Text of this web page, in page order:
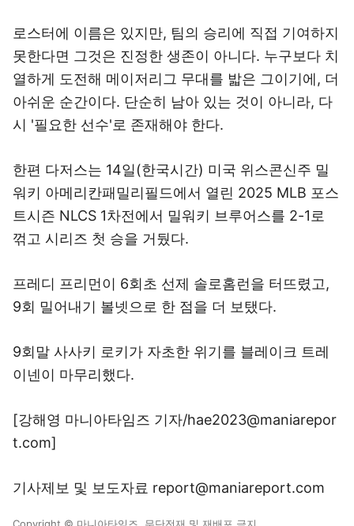
로스터에 이름은 있지만, 팀의 승리에 직접 기여하지
못한다면 그것은 진정한 생존이 아니다. 누구보다 치
열하게 도전해 메이저리그 무대를 밟은 그이기에, 더
아쉬운 순간이다. 단순히 남아 있는 것이 아니라, 다
시 '필요한 선수'로 존재해야 한다.
한편 다저스는 14일(한국시간) 미국 위스콘신주 밀
워키 아메리칸패밀리필드에서 열린 2025 MLB 포스
트시즌 NLCS 1차전에서 밀워키 브루어스를 2-1로
꺾고 시리즈 첫 승을 거뒀다.
프레디 프리먼이 6회초 선제 솔로홈런을 터뜨렸고,
9회 밀어내기 볼넷으로 한 점을 더 보탰다.
9회말 사사키 로키가 자초한 위기를 블레이크 트레
이넨이 마무리했다.
[강해영 마니아타임즈 기자/hae2023@maniarepor
t.com]
기사제보 및 보도자료 report@maniareport.com